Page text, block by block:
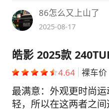
航和保值还是有点担心
油耗有些许点高，后期
后才看的皓影，各方
耗低，口碑也不错，
定是它吧！ 【提车价格】 这款车指导价是
19.99万，加上各种优
13.5万。购置税1.2万
总价大概15.3万，这
86怎么又上山了
2025-08-17
皓影 2025款
4.64 裸车价
最满意：外观更时尚
轻，所以在这两者之